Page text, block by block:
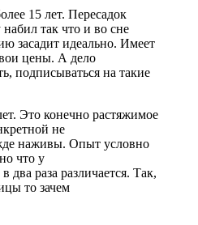
15 лет. Пересадок
так что и во сне
засадит идеально. Имеет
цены. А дело
подписываться на такие
Это конечно растяжимое
не
наживы. Опыт условно
что у
два раза различается. Так,
то зачем